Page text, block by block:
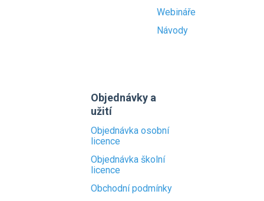
Webináře
Návody
Objednávky a
užití
Objednávka osobní
licence
Objednávka školní
licence
Obchodní podmínky